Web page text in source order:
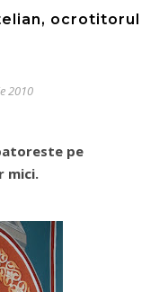
ocrotitorul
2010
pe
mici.